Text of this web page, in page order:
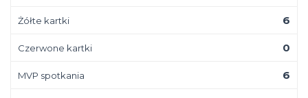
Żółte kartki 6
Czerwone kartki 0
MVP spotkania 6